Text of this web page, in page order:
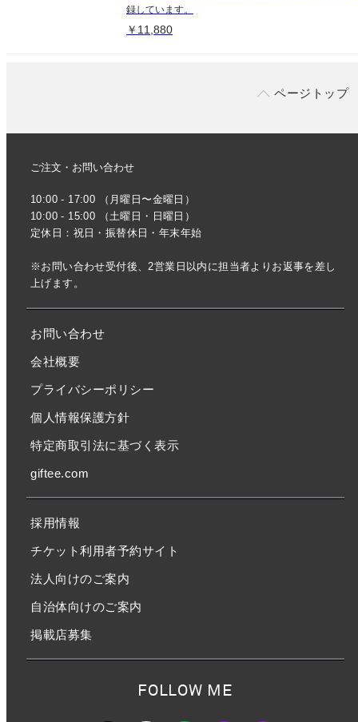
録しています。
￥11,880
ページトップ
ご注文・お問い合わせ
10:00 - 17:00 （月曜日〜金曜日）
10:00 - 15:00 （土曜日・日曜日）
定休日：祝日・振替休日・年末年始
※お問い合わせ受付後、2営業日以内に担当者よりお返事を差し
上げます。
お問い合わせ
会社概要
プライバシーポリシー
個人情報保護方針
特定商取引法に基づく表示
giftee.com
採用情報
チケット利用者予約サイト
法人向けのご案内
自治体向けのご案内
掲載店募集
FOLLOW ME